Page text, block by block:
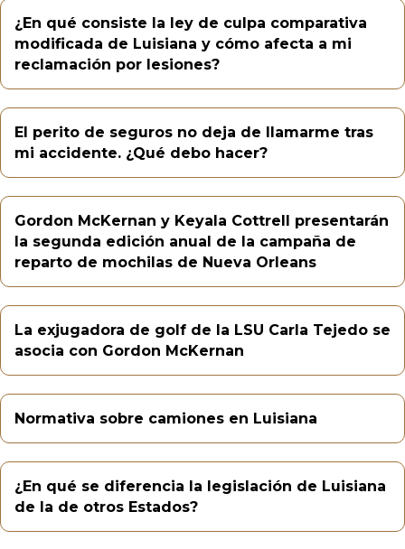
¿En qué consiste la ley de culpa comparativa
modificada de Luisiana y cómo afecta a mi
reclamación por lesiones?
El perito de seguros no deja de llamarme tras
mi accidente. ¿Qué debo hacer?
Gordon McKernan y Keyala Cottrell presentarán
la segunda edición anual de la campaña de
reparto de mochilas de Nueva Orleans
La exjugadora de golf de la LSU Carla Tejedo se
asocia con Gordon McKernan
Normativa sobre camiones en Luisiana
¿En qué se diferencia la legislación de Luisiana
de la de otros Estados?